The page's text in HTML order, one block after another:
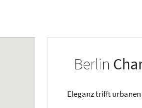
Berlin
Eleganz trifft